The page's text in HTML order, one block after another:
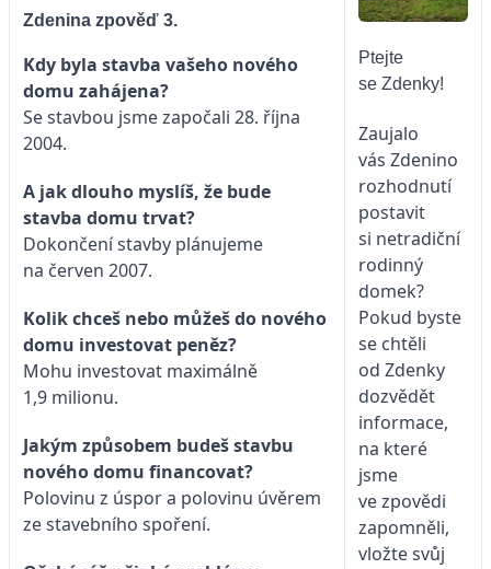
Zdenina zpověď 3.
Kdy byla stavba vašeho nového
domu zahájena?
Se stavbou jsme započali 28. října
2004.
A jak dlouho myslíš, že bude
stavba domu trvat?
Dokončení stavby plánujeme
na červen 2007.
Kolik chceš nebo můžeš do nového
domu investovat peněz?
Mohu investovat maximálně
1,9 milionu.
Jakým způsobem budeš stavbu
nového domu financovat?
Polovinu z úspor a polovinu úvěrem
ze stavebního spoření.
Ptejte
se Zdenky!
Zaujalo
vás Zdenino
rozhodnutí
postavit
si netradiční
rodinný
domek?
Pokud byste
se chtěli
od Zdenky
dozvědět
informace,
na které
jsme
ve zpovědi
zapomněli,
vložte svůj